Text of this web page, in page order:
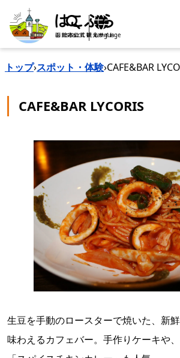
search Language
トップ›スポット・体験›CAFE&BAR
CAFE&BAR LYCORIS
生豆を手動のロースターで焼いた、新
味わえるカフェバー。手作りケーキや